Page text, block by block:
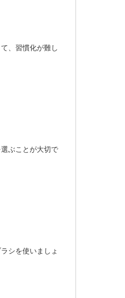
、習慣化が難し
ぶことが大切で
シを使いましょ